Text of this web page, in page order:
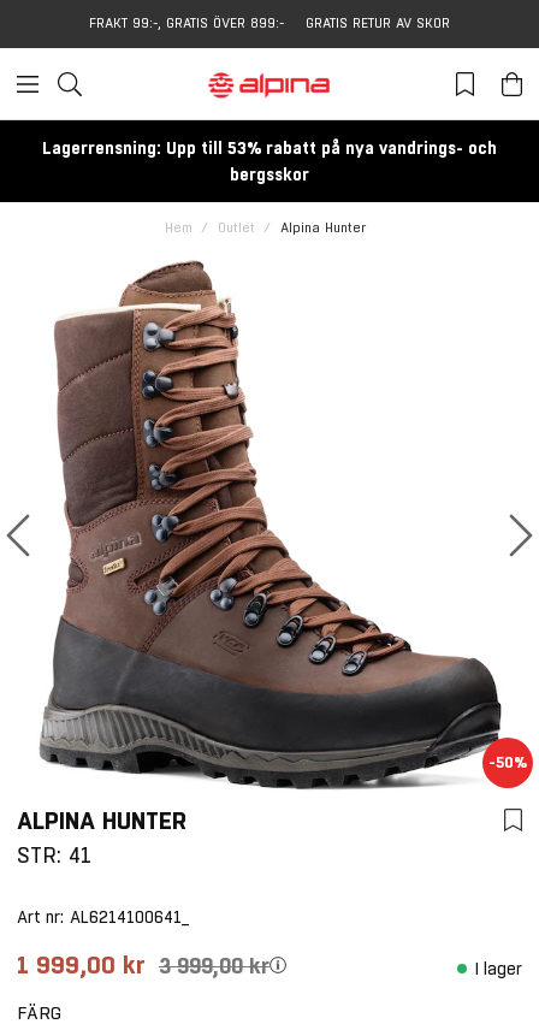
FRAKT 99:-, GRATIS ÖVER 899:- GRATIS RETUR AV SKOR
Lagerrensning: Upp till 53% rabatt på nya vandrings- och
bergsskor
Hem Outlet Alpina Hunter
-50%
ALPINA HUNTER
STR: 41
Art nr: AL6214100641_
1 999,00 kr 3 999,00 kr I lager
FÄRG